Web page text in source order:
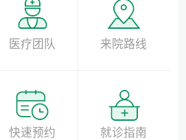
医疗团队 来院路线
快速预约 就诊指南